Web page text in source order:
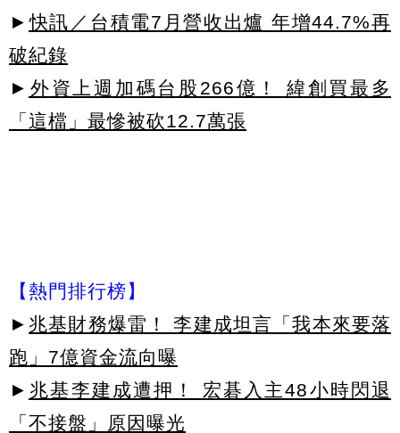
► 快訊／台積電7月營收出爐 年增44.7%再
破紀錄
► 外資上週加碼台股266億！ 緯創買最多
「這檔」最慘被砍12.7萬張
【熱門排行榜】
► 兆基財務爆雷！ 李建成坦言「我本來要落
跑」7億資金流向曝
► 兆基李建成遭押！ 宏碁入主48小時閃退
「不接盤」原因曝光